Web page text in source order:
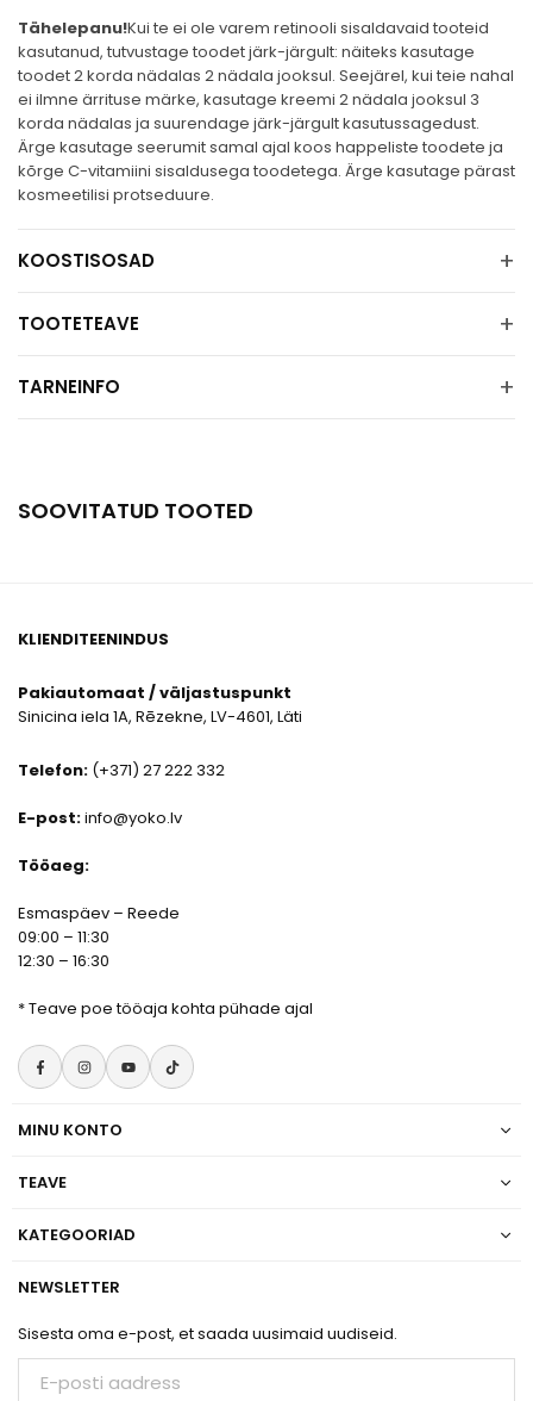
Tähelepanu!Kui te ei ole varem retinooli sisaldavaid tooteid
kasutanud, tutvustage toodet järk-järgult: näiteks kasutage
toodet 2 korda nädalas 2 nädala jooksul. Seejärel, kui teie nahal
ei ilmne ärrituse märke, kasutage kreemi 2 nädala jooksul 3
korda nädalas ja suurendage järk-järgult kasutussagedust.
Ärge kasutage seerumit samal ajal koos happeliste toodete ja
kõrge C-vitamiini sisaldusega toodetega. Ärge kasutage pärast
kosmeetilisi protseduure.
KOOSTISOSAD +
TOOTETEAVE +
TARNEINFO +
SOOVITATUD TOOTED
KLIENDITEENINDUS
Pakiautomaat / väljastuspunkt
Sinicina iela 1A, Rēzekne, LV-4601, Läti
Telefon: (+371) 27 222 332
E-post:info@yoko.lv
Tööaeg:
Esmaspäev – Reede
09:00 – 11:30
12:30 – 16:30
*Teave poe tööaja kohta pühade ajal
FacebookInstagramYouTube
TikTok
MINU KONTO
TEAVE
KATEGOORIAD
NEWSLETTER
Sisesta oma e-post, et saada uusimaid uudiseid.
posti